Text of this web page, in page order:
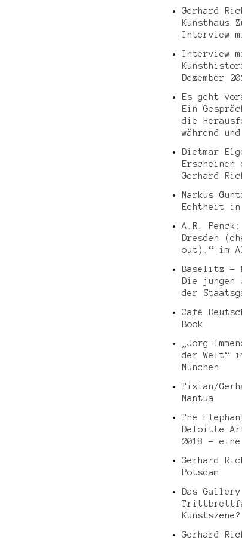
Gerhard
Kunsthaus
Interview
Interview
Dezember
Es geht
Ein
die
während
Dietmar
Erscheinen
Gerhard
Markus
Echtheit in
A.R.
Dresden
out).“ im
Baselitz –
Die jungen
der
Café
Book
„Jörg
der Welt“
München
Tizian/
Mantua
The
Deloitte Art
2018 –
Gerhard
Potsdam
Das Gallery
Kunstszene?
Gerhard